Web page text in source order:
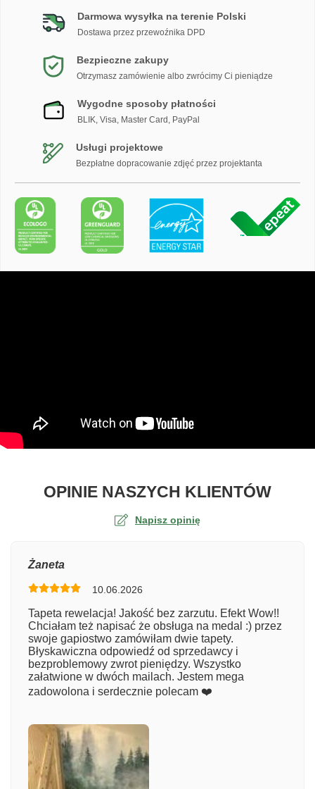
Darmowa wysyłka na terenie Polski
Dostawa przez przewoźnika DPD
Bezpieczne zakupy
Otrzymasz zamówienie albo zwrócimy Ci pieniądze
Wygodne sposoby płatności
BLIK, Visa, Master Card, PayPal
Usługi projektowe
Bezpłatne dopracowanie zdjęć przez projektanta
OPINIE NASZYCH KLIENTÓWO
Napisz opinię
Numer zamówienia
Imię
Żaneta
10.06.2026
Tapeta rewelacja! Jakość bez zarzutu. Efekt Wow!!
Chciałam też napisać że obsługa na medal :) przez
swoje gapiostwo zamówiłam dwie tapety.
Błyskawiczna odpowiedź od sprzedawcy i
bezproblemowy zwrot pieniędzy. Wszystko
załatwione w dwóch mailach. Jestem mega
zadowolona i serdecznie polecam ❤️